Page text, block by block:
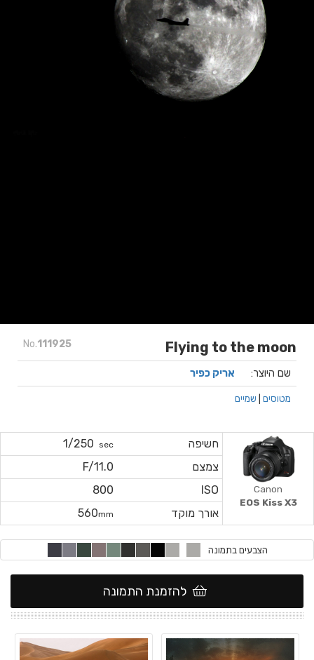
No.111925 Flying to the moon
שם היוצר: אריק כפיר
מטוסים שמיים
חשיפה sec
1/250
צמצם
F/11.0
ISO
800
אורך מוקד
560mm
Canon
EOS Kiss X3
הצבעים בתמונה
להזמנת התמונה